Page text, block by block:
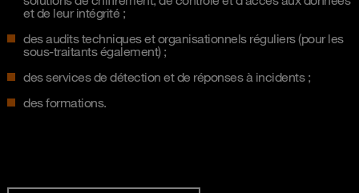
et de leur intégrité ;
des audits techniques et organisationnels réguliers (pour les
sous-traitants également) ;
des services de détection et de réponses à incidents ;
des formations.